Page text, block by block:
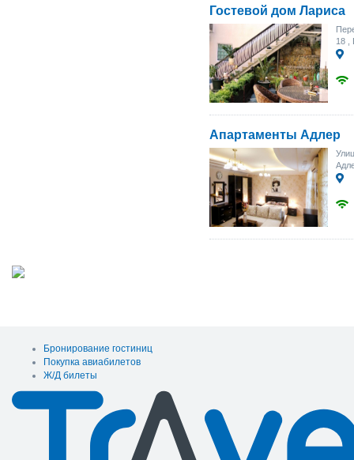
Гостевой дом Лариса
18 ,
Апартаменты Адлер
Бронирование гостиниц
Покупка авиабилетов
Ж/Д билеты